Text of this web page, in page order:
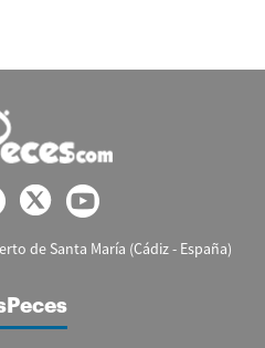
de Santa María (Cádiz - España)